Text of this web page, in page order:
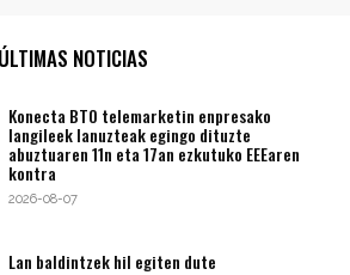
NOTICIAS
Konecta BTO telemarketin enpresako
langileek lanuzteak egingo dituzte
abuztuaren 11n eta 17an ezkutuko EEEaren
kontra
2026-08-07
Lan baldintzek hil egiten dute